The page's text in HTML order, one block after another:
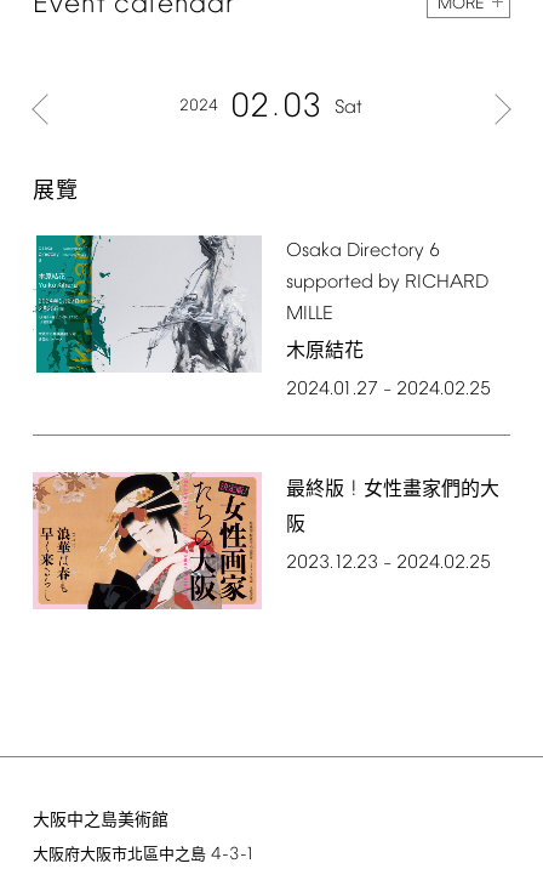
MORE
2024 02 03 Sat
展覽
Osaka Directory 6
supported by RICHARD
MILLE
木原結花
2024.01.27 – 2024.02.25
最終版 ! 女性畫家們的大
阪
2023.12.23 – 2024.02.25
大阪中之島美術館
大阪府大阪市北區中之島 4-3-1